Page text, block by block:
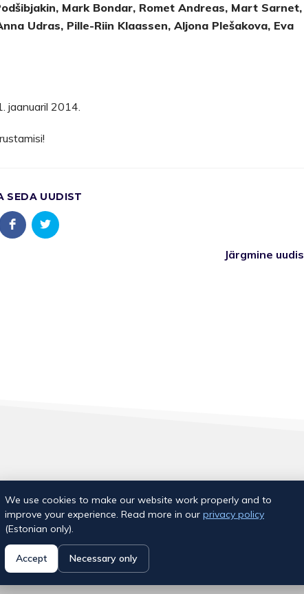
Mark Bondar, Romet Andreas, Mart Sarnet,
Udras, Pille-Riin Klaassen, Aljona Plešakova, Eva
jaanuaril 2014.
SEDA UUDIST
Järgmine uudis
E-post: info@ujumiskool.ee
We use cookies to make our website work properly and to
improve your experience. Read more in our privacy policy
(Estonian only).
Accept Necessary only